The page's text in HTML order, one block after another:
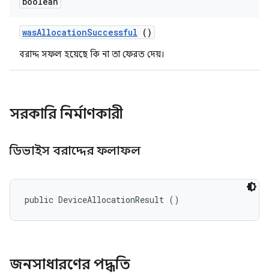
wasAllocationSuccessful ()
বরাদ্দ সফল হয়েছে কি না তা ফেরত দেয়।
সরকারি নির্মাণকারী
ডিভাইস বরাদ্দের ফলাফল
public DeviceAllocationResult ()
জনসাধারণের পদ্ধতি